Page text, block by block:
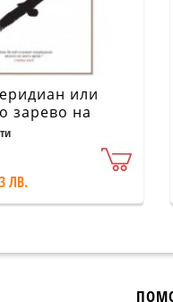
или
зарево на
ЛВ.